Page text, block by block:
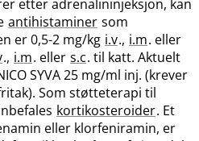
etter adrenalininjeksjon, kan
antihistaminer som
er 0,5-2 mg/kg i.v., i.m. eller
., i.m. eller s.c. til katt. Aktuelt
SYVA 25 mg/ml inj. (krever
Som støtteterapi til
kortikosteroider. Et
eller klorfeniramin, er